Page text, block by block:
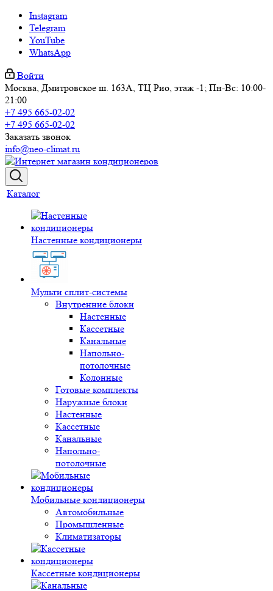
Instagram
Telegram
YouTube
WhatsApp
Войти
Москва, Дмитровское ш. 163А, ТЦ Рио, этаж -1; Пн-Вс: 10:00-
21:00
+7 495 665-02-02
+7 495 665-02-02
Заказать звонок
info@neo-climat.ru
Каталог
Настенные кондиционеры
Мульти сплит-системы
Внутренние блоки
Настенные
Кассетные
Канальные
Напольно-
потолочные
Колонные
Готовые комплекты
Наружные блоки
Настенные
Кассетные
Канальные
Напольно-
потолочные
Мобильные кондиционеры
Автомобильные
Промышленные
Климатизаторы
Кассетные кондиционеры